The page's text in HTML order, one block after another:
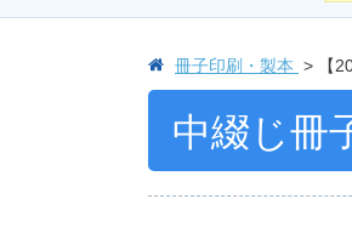
冊子印刷・製本 【
中綴じ冊